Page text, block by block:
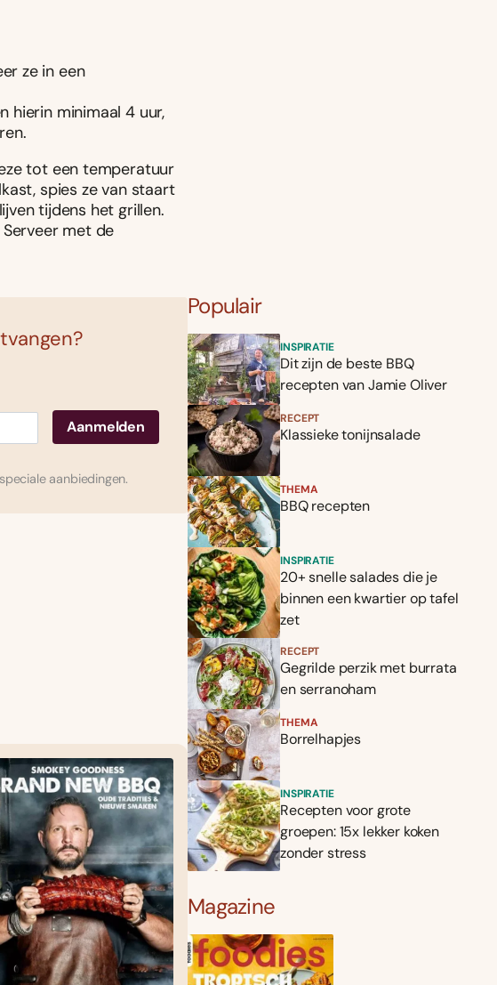
ze in een
hierin minimaal 4 uur,
tot een temperatuur
spies ze van staart
tijdens het grillen.
met de
aanbiedingen.
Populair
INSPIRATIE
Dit zijn de beste BBQ
recepten van Jamie Oliver
RECEPT
Klassieke tonijnsalade
THEMA
BBQ recepten
INSPIRATIE
20+ snelle salades die je
binnen een kwartier op tafel
zet
RECEPT
Gegrilde perzik met burrata
en serranoham
THEMA
Borrelhapjes
INSPIRATIE
Recepten voor grote
groepen: 15x lekker koken
zonder stress
Magazine